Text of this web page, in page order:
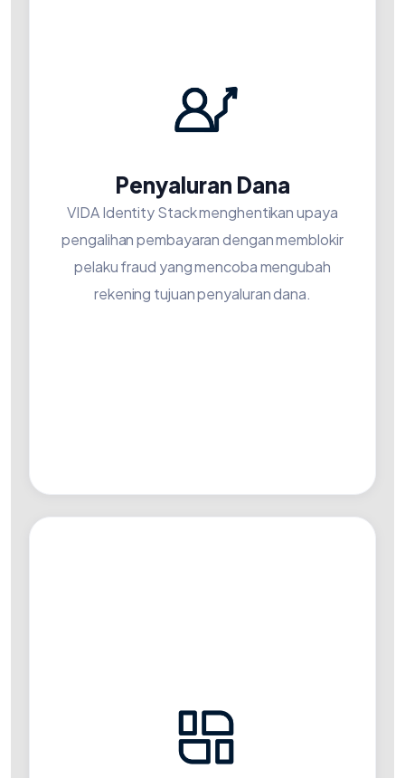
Penyaluran Dana
VIDA Identity Stack menghentikan upaya
pengalihan pembayaran dengan memblokir
pelaku fraud yang mencoba mengubah
rekening tujuan penyaluran dana.